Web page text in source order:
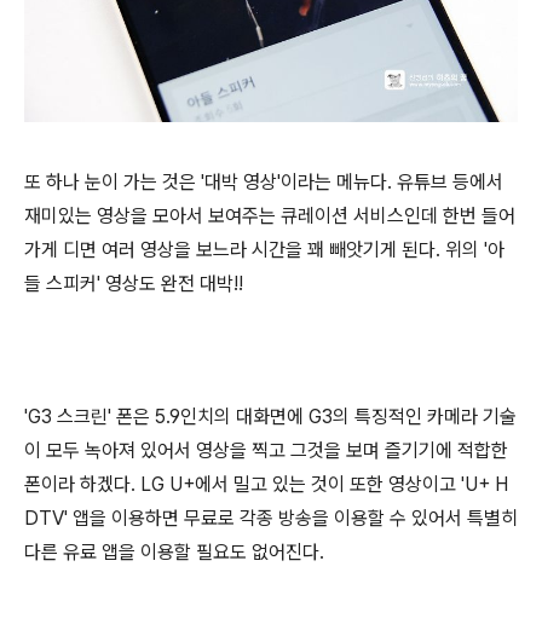
또 하나 눈이 가는 것은 '대박 영상'이라는 메뉴다. 유튜브 등에서
재미있는 영상을 모아서 보여주는 큐레이션 서비스인데 한번 들어
가게 디면 여러 영상을 보느라 시간을 꽤 빼앗기게 된다. 위의 '아
들 스피커' 영상도 완전 대박!!
'G3 스크린' 폰은 5.9인치의 대화면에 G3의 특징적인 카메라 기술
이 모두 녹아져 있어서 영상을 찍고 그것을 보며 즐기기에 적합한
폰이라 하겠다. LG U+에서 밀고 있는 것이 또한 영상이고 'U+ H
DTV' 앱을 이용하면 무료로 각종 방송을 이용할 수 있어서 특별히
다른 유료 앱을 이용할 필요도 없어진다.